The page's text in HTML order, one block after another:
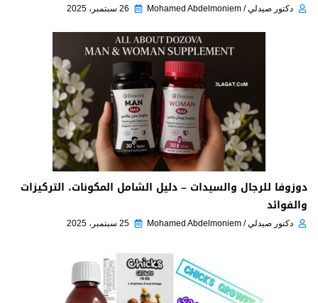
دكتور صيدلي / Mohamed Abdelmoniem 26 سبتمبر، 2025
دوزوفا للرجال والسيدات – دليل الشامل المكونات، التركيزات
والفوائد
دكتور صيدلي / Mohamed Abdelmoniem 25 سبتمبر، 2025